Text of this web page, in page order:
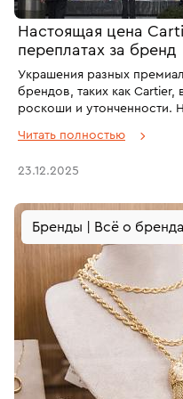
Настоящая цена
переплатах за бренд
Украшения разных
брендов, таких как Cartier,
роскоши и утонченности.
аксессуар, или же за имя
потраченную на его
деле стоят такие изделия
магазинах оригинальные
приобрести дешевле.
Читать полностью
23.12.2025
Бренды | Всё о